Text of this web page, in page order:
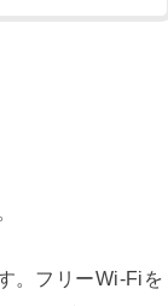
。フリーWi-Fiを